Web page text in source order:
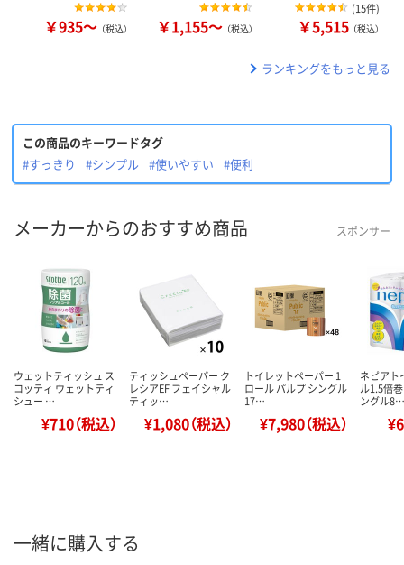
￥935～ （税込） ￥1,155～ （税込）
(15件)
￥5,515 （税込）
ランキングをもっと見る
この商品のキーワードタグ
#すっきり
#シンプル #使いやすい #便利
メーカーからのおすすめ商品 スポンサー
ウェットティッシュ ス
コッティ ウェットティ
シュー …
¥710（税込）
ティッシュペーパー ク
レシアEF フェイシャル
ティッ…
¥1,080（税込）
トイレットペーパー 1
ロール パルプ シングル
17…
¥7,980（税込）
ネピアト
ル1.5倍
ングル8…
一緒に購入する